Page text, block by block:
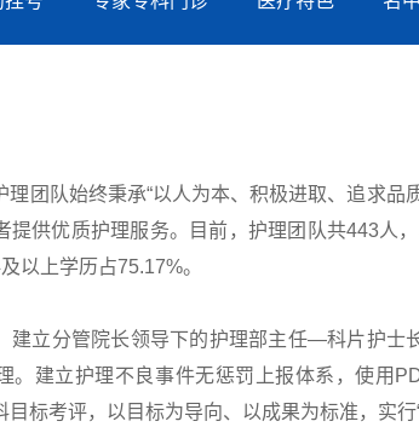
理团队始终秉承“以人为本、积极进取、追求品
提供优质护理服务。目前，护理团队共443人
以上学历占75.17%。
建立分管院长领导下的护理部主任—科片护士
。建立护理不良事件无惩罚上报体系，使用
标考评，以目标为导向、以成果为标准，实行